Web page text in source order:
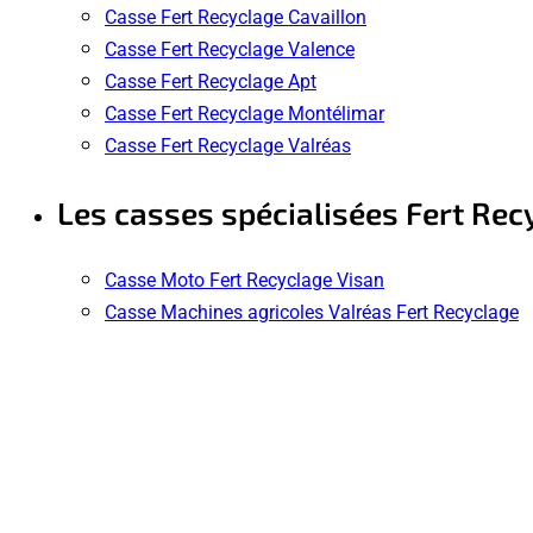
Casse Fert Recyclage Cavaillon
Casse Fert Recyclage Valence
Casse Fert Recyclage Apt
Casse Fert Recyclage Montélimar
Casse Fert Recyclage Valréas
Les casses spécialisées Fert
Casse Moto Fert Recyclage Visan
Casse Machines agricoles Valréas Fert Recyclage